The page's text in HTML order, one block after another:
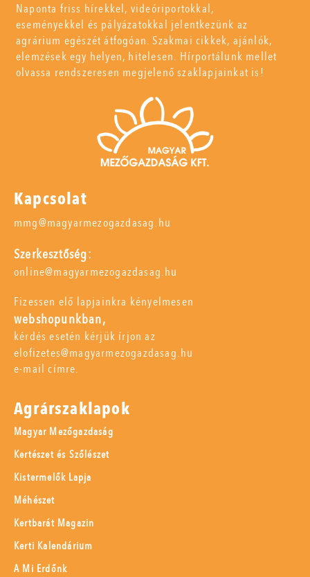
Naponta friss hírekkel, videóriportokkal,
eseményekkel és pályázatokkal jelentkezünk az
agrárium egészét átfogóan. Szakmai cikkek, ajánlók,
elemzések egy helyen, hitelesen. Hírportálunk mellet
olvassa rendszeresen megjelenő szaklapjainkat is!
Kapcsolat
mmg@magyarmezogazdasag.hu
Szerkesztőség:
online@magyarmezogazdasag.hu
Fizessen elő lapjainkra kényelmesen
webshopunkban,
kérdés esetén kérjük írjon az
elofizetes@magyarmezogazdasag.hu
e-mail címre.
Agrárszaklapok
Magyar Mezőgazdaság
Kertészet és Szőlészet
Kistermelők Lapja
Méhészet
Kertbarát Magazin
Kerti Kalendárium
A Mi Erdőnk